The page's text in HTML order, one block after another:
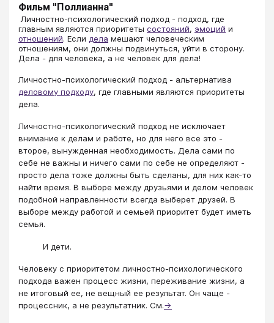
Фильм "Поллианна"
​​​​​​​​​​​​​​ Личностно-психологический подход - подход, где
главным являются приоритеты состояний, эмоций и
отношений. Если дела мешают человеческим
отношениям, они должны подвинуться, уйти в сторону.
Дела - для человека, а не человек для дела!
Личностно-психологический подход - альтернатива
деловому подходу, где главными являются приоритеты
дела.
Личностно-психологический подход не исключает
внимание к делам и работе, но для него все это -
второе, вынужденная необходимость. Дела сами по
себе не важны и ничего сами по себе не определяют -
просто дела тоже должны быть сделаны, для них как-то
найти время. В выборе между друзьями и делом человек
подобной направленности всегда выберет друзей. В
выборе между работой и семьей приоритет будет иметь
семья.
И дети.
Человеку с приоритетом личностно-психологического
подхода важен процесс жизни, переживание жизни, а
не итоговый ее, не вещный ее результат. Он чаще -
процессник, а не результатник. См.→